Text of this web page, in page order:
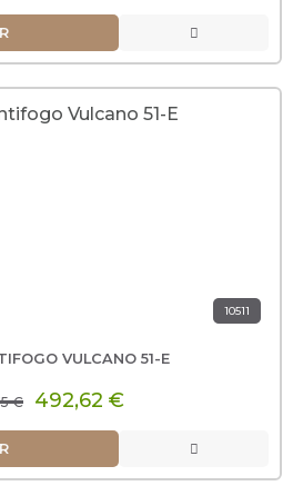
10511
VULCANO 51-E
€ 492,62 €